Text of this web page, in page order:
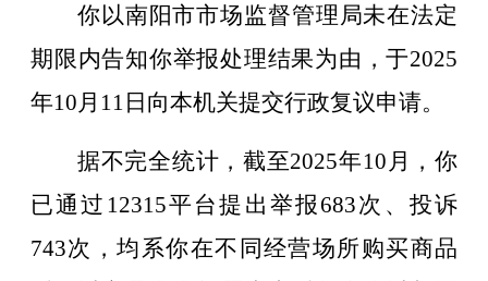
你以南阳市市场监督管理局未在法定
期限内告知你举报处理结果为由 ，于2025
年10 月 11 日向本机关提交行政复议申请。
据不完全统计，截至2025年10 月，你
已通过 12315平台提出举报 683次、投诉
743次，均系你在不同经营场所购买商品